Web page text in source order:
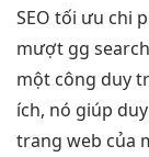
SEO tối ưu chi
mượt gg search
một công duy
ích, nó giúp
trang web của